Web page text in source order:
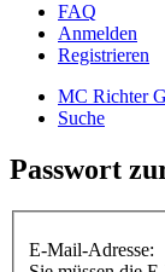
FAQ
Anmelden
Registrieren
MC Richter
Suche
Passwort
E-Mail-Adresse: